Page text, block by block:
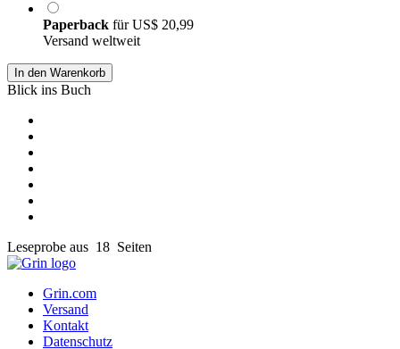
Paperback fürUS$ 20,99
Versand weltweit
In den Warenkorb
Blick ins Buch
Leseprobe aus 18 Seiten
Grin.com
Versand
Kontakt
Datenschutz